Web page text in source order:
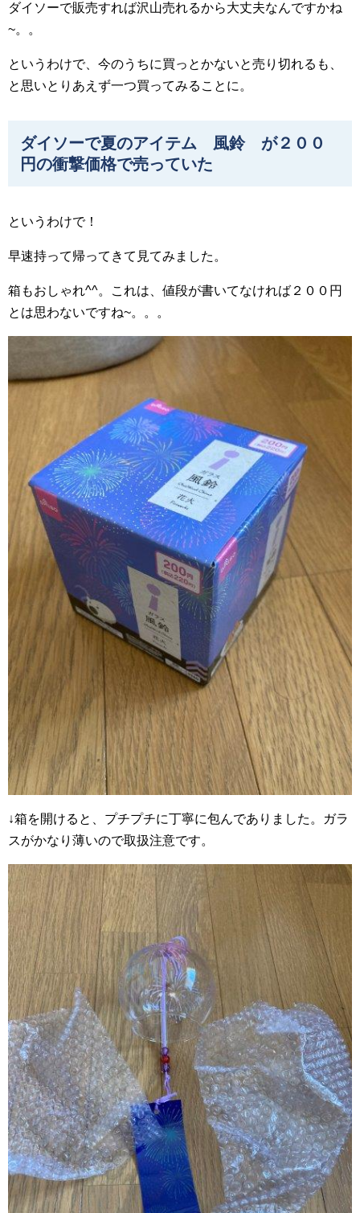
ダイソーで販売すれば沢山売れるから大丈夫なんですかね
~。。
というわけで、今のうちに買っとかないと売り切れるも、
と思いとりあえず一つ買ってみることに。
ダイソーで夏のアイテム 風鈴 が２００
円の衝撃価格で売っていた
というわけで！
早速持って帰ってきて見てみました。
箱もおしゃれ^^。これは、値段が書いてなければ２００円
とは思わないですね~。。。
↓箱を開けると、プチプチに丁寧に包んでありました。ガラ
スがかなり薄いので取扱注意です。